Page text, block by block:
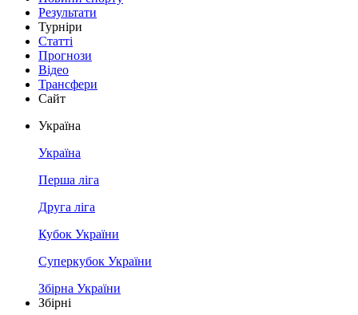
Результати
Турніри
Статті
Прогнози
Відео
Трансфери
Сайт
Україна
Україна
Перша ліга
Друга ліга
Кубок України
Суперкубок України
Збірна України
Збірні